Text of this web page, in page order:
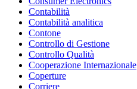
Contabilità
Contabilità analitica
Contone
Controllo di Gestione
Controllo Qualità
Cooperazione Internazionale
Coperture
Corriere